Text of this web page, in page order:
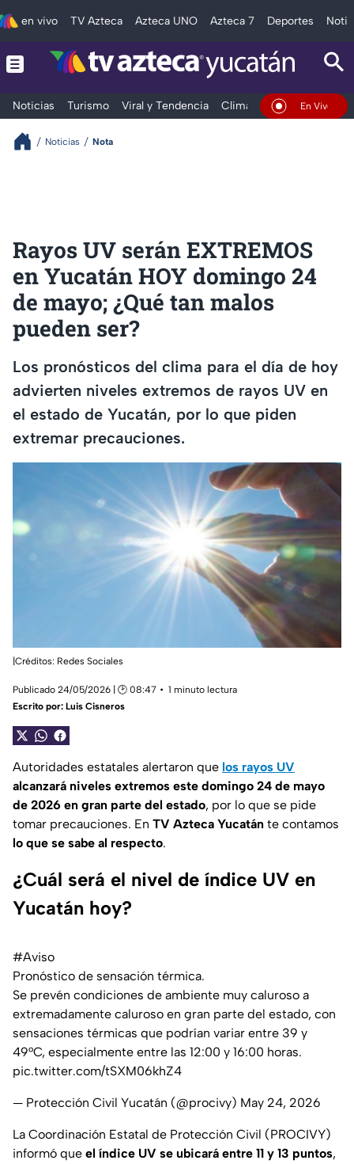
en vivo TV Azteca Azteca UNO Azteca 7 Deportes
Noticias Turismo Viral y Tendencia Clima DeportesEn Vivo
Noticias Nota
Rayos UV serán EXTREMOS
en Yucatán HOY domingo 24
de mayo; ¿Qué tan malos
pueden ser?
Los pronósticos del clima para el día de hoy
advierten niveles extremos de rayos UV en
el estado de Yucatán, por lo que piden
extremar precauciones.
|Créditos: Redes Sociales
Publicado 24/05/2026 | 🕑 08:47
1 minuto lectura
Escrito por: Luis Cisneros
Autoridades estatales alertaron que los rayos UV
alcanzará niveles extremos este domingo 24 de mayo
de 2026 en gran parte del estado, por lo que se pide
tomar precauciones. En TV Azteca Yucatán te contamos
lo que se sabe al respecto.
¿Cuál será el nivel de índice UV en
Yucatán hoy?
#Aviso
Pronóstico de sensación térmica.
Se prevén condiciones de ambiente muy caluroso a
extremadamente caluroso en gran parte del estado, con
sensaciones térmicas que podrían variar entre 39 y
49°C, especialmente entre las 12:00 y 16:00 horas.
pic.twitter.com/tSXM06khZ4
— Protección Civil Yucatán (@procivy) May 24, 2026
La Coordinación Estatal de Protección Civil (PROCIVY)
informó que el índice UV se ubicará entre 11 y 13 puntos,